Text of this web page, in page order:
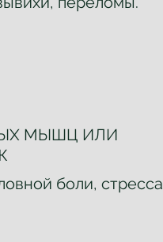
МЫШЦ ИЛИ
боли, стресса